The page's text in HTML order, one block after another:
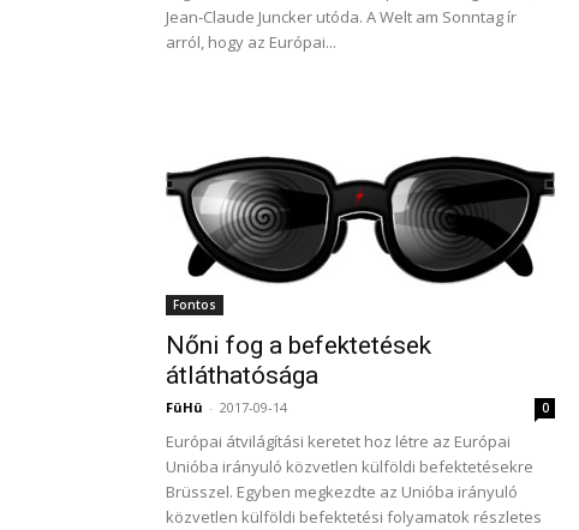
Jean-Claude Juncker utóda. A Welt am Sonntag ír
arról, hogy az Európai...
Fontos
Nőni fog a befektetések
átláthatósága
FüHü - 2017-09-14 0
Európai átvilágítási keretet hoz létre az Európai
Unióba irányuló közvetlen külföldi befektetésekre
Brüsszel. Egyben megkezdte az Unióba irányuló
közvetlen külföldi befektetési folyamatok részletes